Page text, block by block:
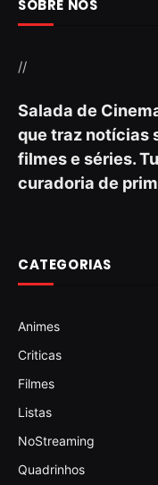
SOBRE NÓS
//
Salada de
que traz notícias
filmes e séries.
curadoria de
CATEGORIAS
Animes
Criticas
Filmes
Listas
NoStreaming
Quadrinhos